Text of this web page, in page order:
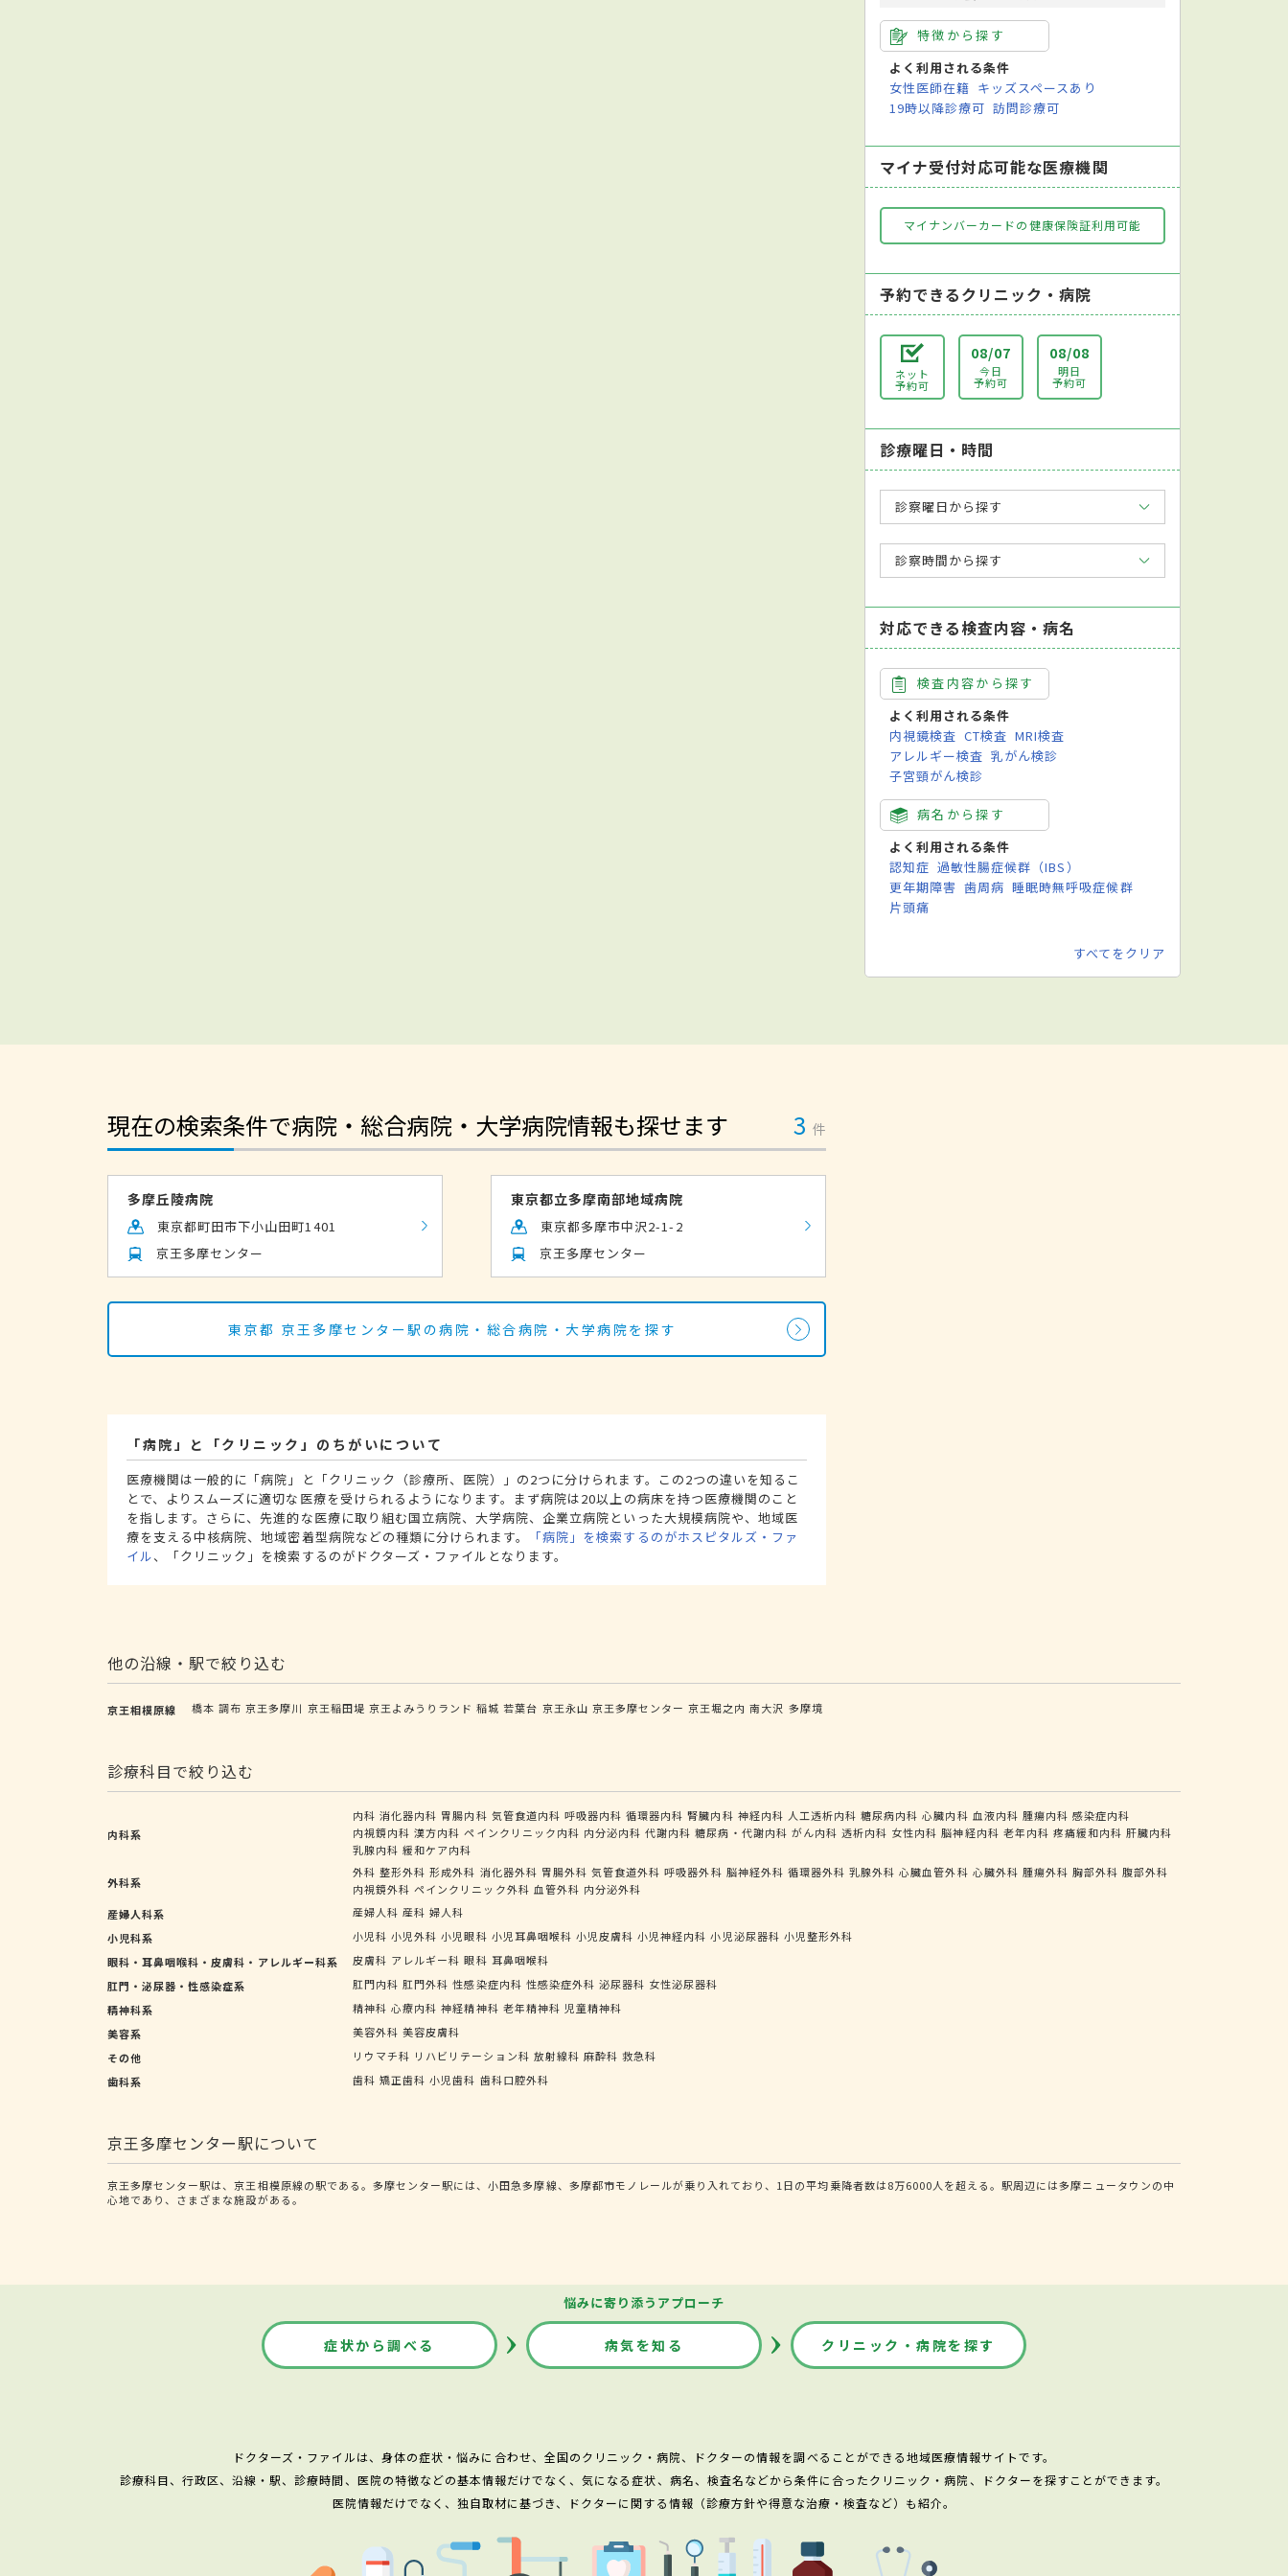
特徴から探す
よく利用される条件
女性医師在籍 キッズスペースあり
19時以降診療可 訪問診療可
マイナ受付対応可能な医療機関
マイナンバーカードの健康保険証利用可能
予約できるクリニック・病院
ネット
予約可
08/07
今日
予約可
08/08
明日
予約可
診療曜日・時間
診察曜日から探す
診察時間から探す
対応できる検査内容・病名
検査内容から探す
よく利用される条件
内視鏡検査 CT検査 MRI検査
アレルギー検査 乳がん検診
子宮頸がん検診
病名から探す
よく利用される条件
認知症 過敏性腸症候群（IBS）
更年期障害 歯周病 睡眠時無呼吸症候群
片頭痛
すべてをクリア
現在の検索条件で病院・総合病院・大学病院情報も探せます 3 件
多摩丘陵病院
東京都町田市下小山田町1401
京王多摩センター
東京都立多摩南部地域病院
東京都多摩市中沢2-1-2
京王多摩センター
東京都 京王多摩センター駅の病院・総合病院・大学病院を探す
「病院」と「クリニック」のちがいについて
医療機関は一般的に「病院」と「クリニック（診療所、医院）」の2つに分けられます。この2つの違いを知るこ
とで、よりスムーズに適切な医療を受けられるようになります。まず病院は20以上の病床を持つ医療機関のこと
を指します。さらに、先進的な医療に取り組む国立病院、大学病院、企業立病院といった大規模病院や、地域医
療を支える中核病院、地域密着型病院などの種類に分けられます。
「病院」を検索するのがホスピタルズ・ファ
イル、「クリニック」を検索するのがドクターズ・ファイルとなります。
他の沿線・駅で絞り込む
京王相模原線 橋本 調布 京王多摩川 京王稲田堤 京王よみうりランド 稲城 若葉台 京王永山 京王多摩センター 京王堀之内 南大沢 多摩境
診療科目で絞り込む
内科系
内科 消化器内科 胃腸内科 気管食道内科 呼吸器内科 循環器内科 腎臓内科 神経内科 人工透析内科 糖尿病内科 心臓内科 血液内科 腫瘍内科 感染症内科
内視鏡内科 漢方内科 ペインクリニック内科 内分泌内科 代謝内科 糖尿病・代謝内科 がん内科 透析内科 女性内科 脳神経内科 老年内科 疼痛緩和内科 肝臓内科
乳腺内科 緩和ケア内科
外科系
外科 整形外科 形成外科 消化器外科 胃腸外科 気管食道外科 呼吸器外科 脳神経外科 循環器外科 乳腺外科 心臓血管外科 心臓外科 腫瘍外科 胸部外科 腹部外科
内視鏡外科 ペインクリニック外科 血管外科 内分泌外科
産婦人科系
産婦人科 産科 婦人科
小児科系
小児科 小児外科 小児眼科 小児耳鼻咽喉科 小児皮膚科 小児神経内科 小児泌尿器科 小児整形外科
眼科・耳鼻咽喉科・皮膚科・アレルギー科系
皮膚科 アレルギー科 眼科 耳鼻咽喉科
肛門・泌尿器・性感染症系
肛門内科 肛門外科 性感染症内科 性感染症外科 泌尿器科 女性泌尿器科
精神科系
精神科 心療内科 神経精神科 老年精神科 児童精神科
美容系
美容外科 美容皮膚科
その他
リウマチ科 リハビリテーション科 放射線科 麻酔科 救急科
歯科系
歯科 矯正歯科 小児歯科 歯科口腔外科
京王多摩センター駅について
京王多摩センター駅は、京王相模原線の駅である。多摩センター駅には、小田急多摩線、多摩都市モノレールが乗り入れており、1日の平均乗降者数は8万6000人を超える。駅周辺には多摩ニュータウンの中
心地であり、さまざまな施設がある。
悩みに寄り添うアプローチ
症状から調べる 病気を知る クリニック・病院を探す
ドクターズ・ファイルは、身体の症状・悩みに合わせ、全国のクリニック・病院、ドクターの情報を調べることができる地域医療情報サイトです。
診療科目、行政区、沿線・駅、診療時間、医院の特徴などの基本情報だけでなく、気になる症状、病名、検査名などから条件に合ったクリニック・病院、ドクターを探すことができます。
医院情報だけでなく、独自取材に基づき、ドクターに関する情報（診療方針や得意な治療・検査など）も紹介。